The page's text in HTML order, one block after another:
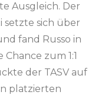
Ausgleich. Der
setzte sich über
fand Russo in
zum 1:1
der TASV auf
platzierten